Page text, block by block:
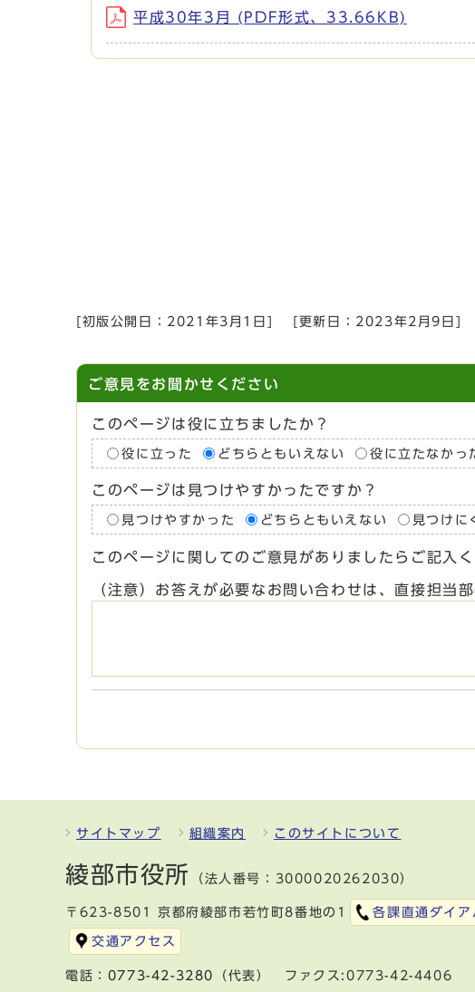
平成30年3月 (PDF形式、33.66KB)
[初版公開日： 2021年3月1日 [更新日： 2023年2月9日
ご意見をお聞かせください
このページは役に立ちましたか？
役に立った どちらともいえない 役に立たなかっ
このページは見つけやすかったですか？
見つけやすかった どちらともいえない 見つけに
このページに関してのご意見がありましたらご記入く
（注意）お答えが必要なお問い合わせは、直接担当
サイトマップ 組織案内 このサイトについて
綾部市役所 （法人番号：3000020262030）
〒623-8501 京都府綾部市若竹町8番地の1 各課直通ダイア
交通アクセス
電話： 0773-42-3280 （代表） ファクス:0773-42-4406